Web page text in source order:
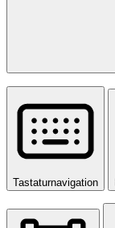
Tastaturnavigation